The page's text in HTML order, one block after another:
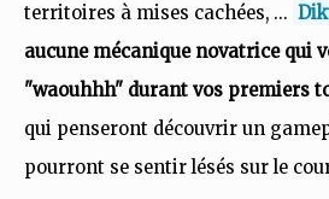
territoires à mises cachées, ...
aucune mécanique novatrice qui
"waouhhh" durant vos premiers
qui penseront découvrir un
pourront se sentir lésés sur le